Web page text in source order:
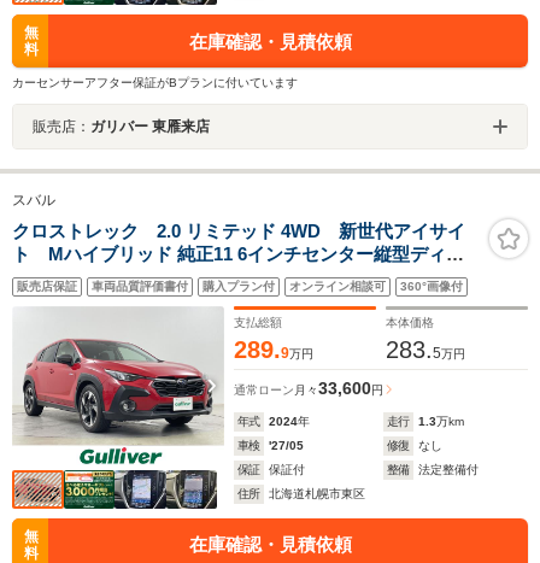
無
料
在庫確認・見積依頼
カーセンサーアフター保証がBプランに付いています
販売店： ガリバー 東雁来店
スバル
クロストレック 2.0 リミテッド 4WD 新世代アイサイ
ト Mハイブリッド 純正11 6インチセンター縦型ディス
プレイ フルセグTV Bluetoothオーディオ USB 全方位カ
メラ ステアリングヒーター レーダークルーズコントロー
販売店保証 車両品質評価書付 購入プラン付 オンライン相談可 360°画像付
支払総額
289.9万円
本体価格
283.5万円
通常ローン 月々33,600円
年式 2024年 走行 1.3万km
車検
'27/05 修復
なし
保証
保証付 整備
法定整備付
住所
北海道札幌市東区
無
料
在庫確認・見積依頼